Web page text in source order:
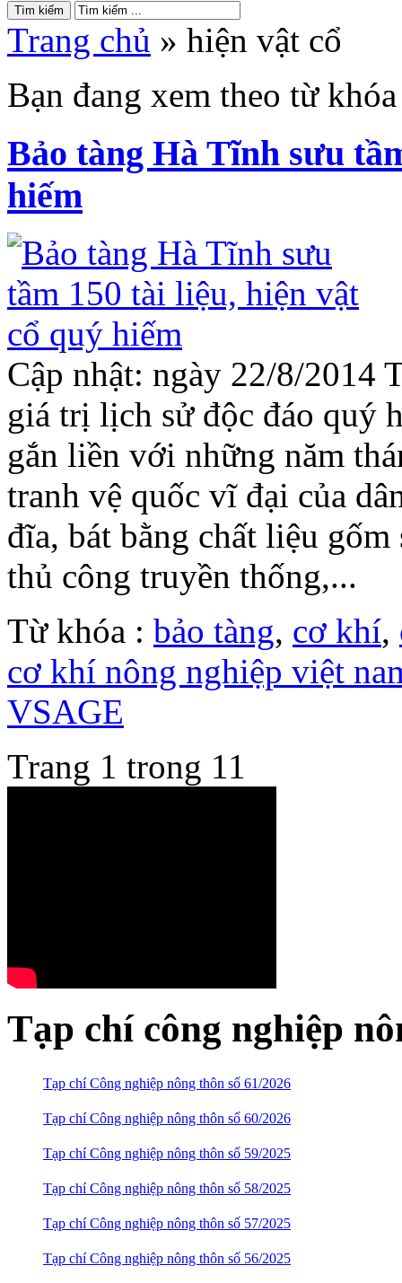
Trang chủ » hiện vật cổ
Bạn đang xem theo từ
Bảo tàng Hà Tĩnh sưu
hiếm
Cập nhật: ngày 22/8/2014
giá trị lịch sử độc đáo quý
gắn liền với những năm
tranh vệ quốc vĩ đại của
đĩa, bát bằng chất liệu
thủ công truyền thống,...
Từ khóa : bảo tàng, cơ khí,
cơ khí nông nghiệp việt
VSAGE
Trang 1 trong 11
Tạp chí công nghiệp
Tạp chí Công nghiệp nông thôn số 61/2026
Tạp chí Công nghiệp nông thôn số 60/2026
Tạp chí Công nghiệp nông thôn số 59/2025
Tạp chí Công nghiệp nông thôn số 58/2025
Tạp chí Công nghiệp nông thôn số 57/2025
Tạp chí Công nghiệp nông thôn số 56/2025